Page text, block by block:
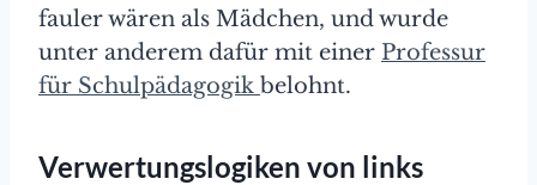
fauler wären als Mädchen, und wurde
unter anderem dafür mit einer Professur
für Schulpädagogik belohnt.
Verwertungslogiken von links